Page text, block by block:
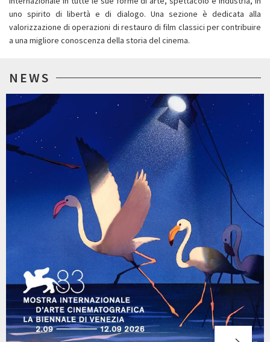
uno spirito di libertà e di dialogo. Una sezione è dedicata alla
valorizzazione di operazioni di restauro di film classici per contribuire
a una migliore conoscenza della storia del cinema.
NEWS